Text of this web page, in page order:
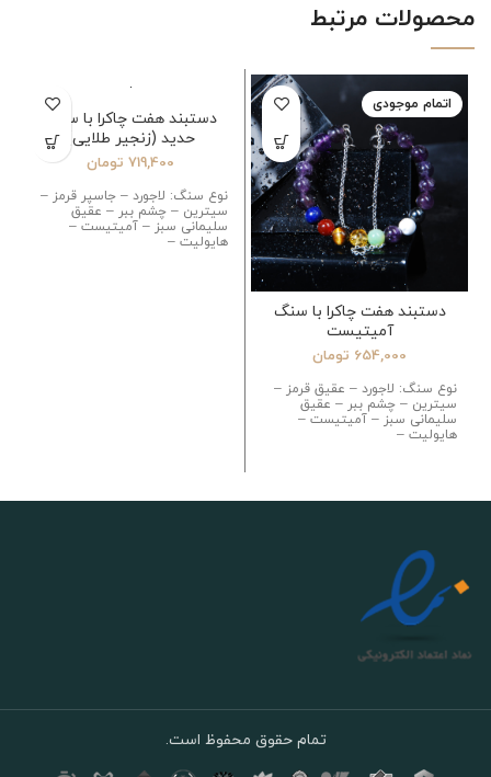
محصولات مرتبط
اتمام موجودی
دستبند هفت چاکرا با سنگ
آمیتیست
654,000 تومان
نوع سنگ: لاجورد – عقیق قرمز –
سیترین – چشم ببر – عقیق
سلیمانی سبز – آمیتیست –
هایولیت –
دستبند هفت چاکرا با سنگ
حدید (زنجیر طلایی)
719,400 تومان
نوع سنگ: لاجورد – جاسپر قرمز –
سیترین – چشم ببر – عقیق
سلیمانی سبز – آمیتیست –
هایولیت –
تمام حقوق محفوظ است.